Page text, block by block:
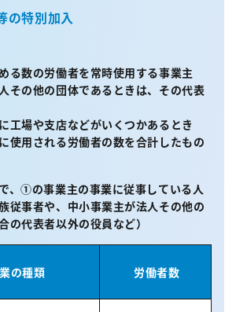
の特別加入
る数の労働者を常時使用する事業主
その他の団体であるときは、その代表
工場や支店などがいくつかあるとき
使用される労働者の数を合計したもの
、①の事業主の事業に従事している人
従事者や、中小事業主が法人その他の
の代表者以外の役員など）
の種類 労働者数